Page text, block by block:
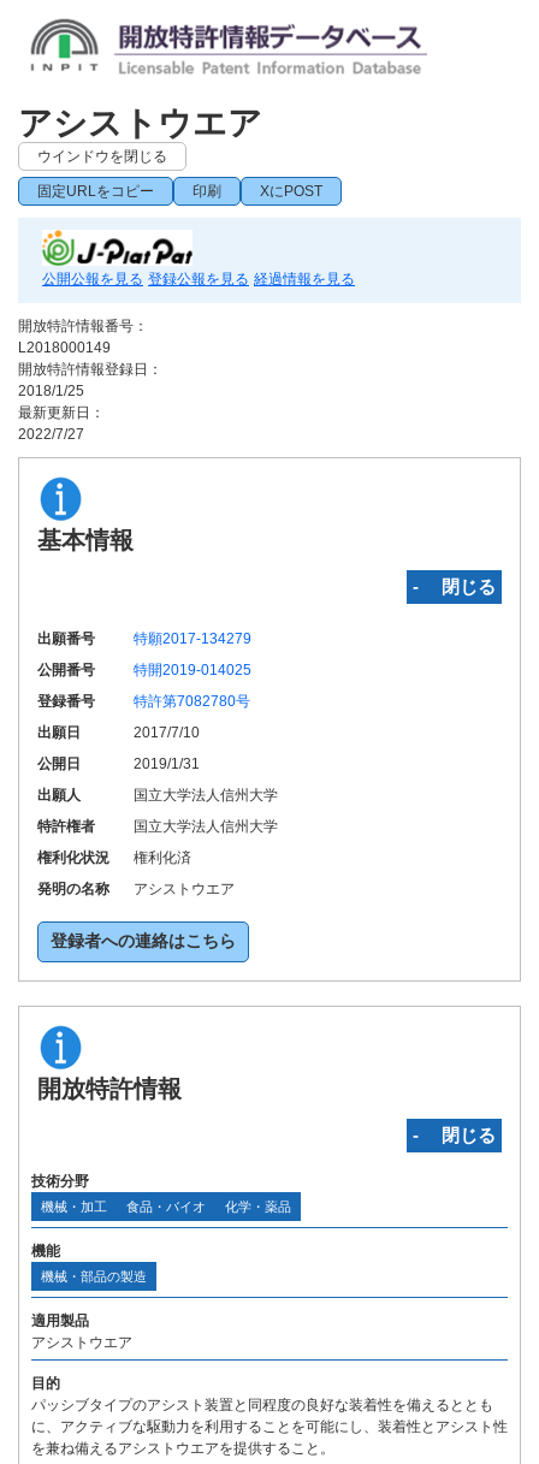
アシストウエア
ウインドウを閉じる
固定URLをコピー 印刷 XにPOST
公開公報を見る 登録公報を見る 経過情報を見る
開放特許情報番号：
L2018000149
開放特許情報登録日：
2018/1/25
最新更新日：
2022/7/27
基本情報
‐ 閉じる
出願番号
特願2017-134279
公開番号
特開2019-014025
登録番号
特許第7082780号
出願日
2017/7/10
公開日
2019/1/31
出願人
国立大学法人信州大学
特許権者
国立大学法人信州大学
権利化状況
権利化済
発明の名称
アシストウエア
登録者への連絡はこちら
開放特許情報
‐ 閉じる
技術分野
機械・加工 食品・バイオ 化学・薬品
機能
機械・部品の製造
適用製品
アシストウエア
目的
パッシブタイプのアシスト装置と同程度の良好な装着性を備えるととも
に、アクティブな駆動力を利用することを可能にし、装着性とアシスト性
を兼ね備えるアシストウエアを提供すること。